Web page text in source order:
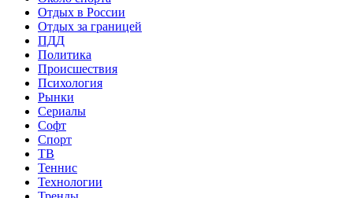
Отдых в России
Отдых за границей
ПДД
Политика
Происшествия
Психология
Рынки
Сериалы
Софт
Спорт
ТВ
Теннис
Технологии